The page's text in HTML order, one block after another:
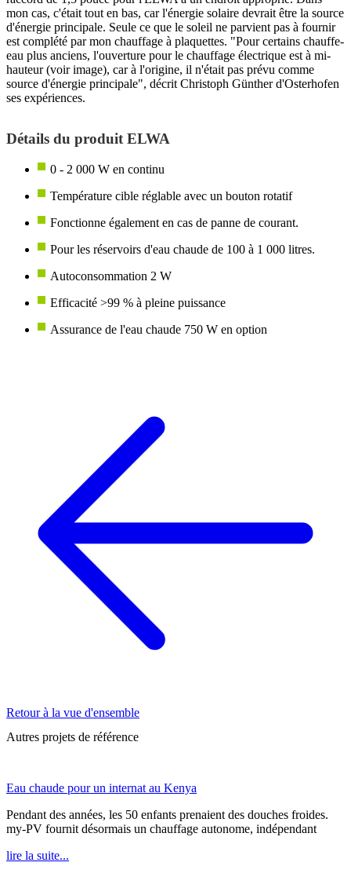
mon cas, c'était tout en bas, car l'énergie solaire devrait être la source
d'énergie principale. Seule ce que le soleil ne parvient pas à fournir
est complété par mon chauffage à plaquettes. "Pour certains chauffe-
eau plus anciens, l'ouverture pour le chauffage électrique est à mi-
hauteur (voir image), car à l'origine, il n'était pas prévu comme
source d'énergie principale", décrit Christoph Günther d'Osterhofen
ses expériences.
Détails du produit ELWA
0 - 2 000 W en continu
Température cible réglable avec un bouton rotatif
Fonctionne également en cas de panne de courant.
Pour les réservoirs d'eau chaude de 100 à 1 000 litres.
Autoconsommation 2 W
Efficacité >99 % à pleine puissance
Assurance de l'eau chaude 750 W en option
Retour à la vue d'ensemble
Autres projets de référence
Eau chaude pour un internat au Kenya
Pendant des années, les 50 enfants prenaient des douches froides.
my-PV fournit désormais un chauffage autonome, indépendant
lire la suite...